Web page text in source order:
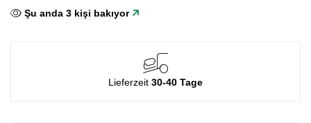
Şu anda 3 kişi bakıyor
Lieferzeit 30-40 Tage